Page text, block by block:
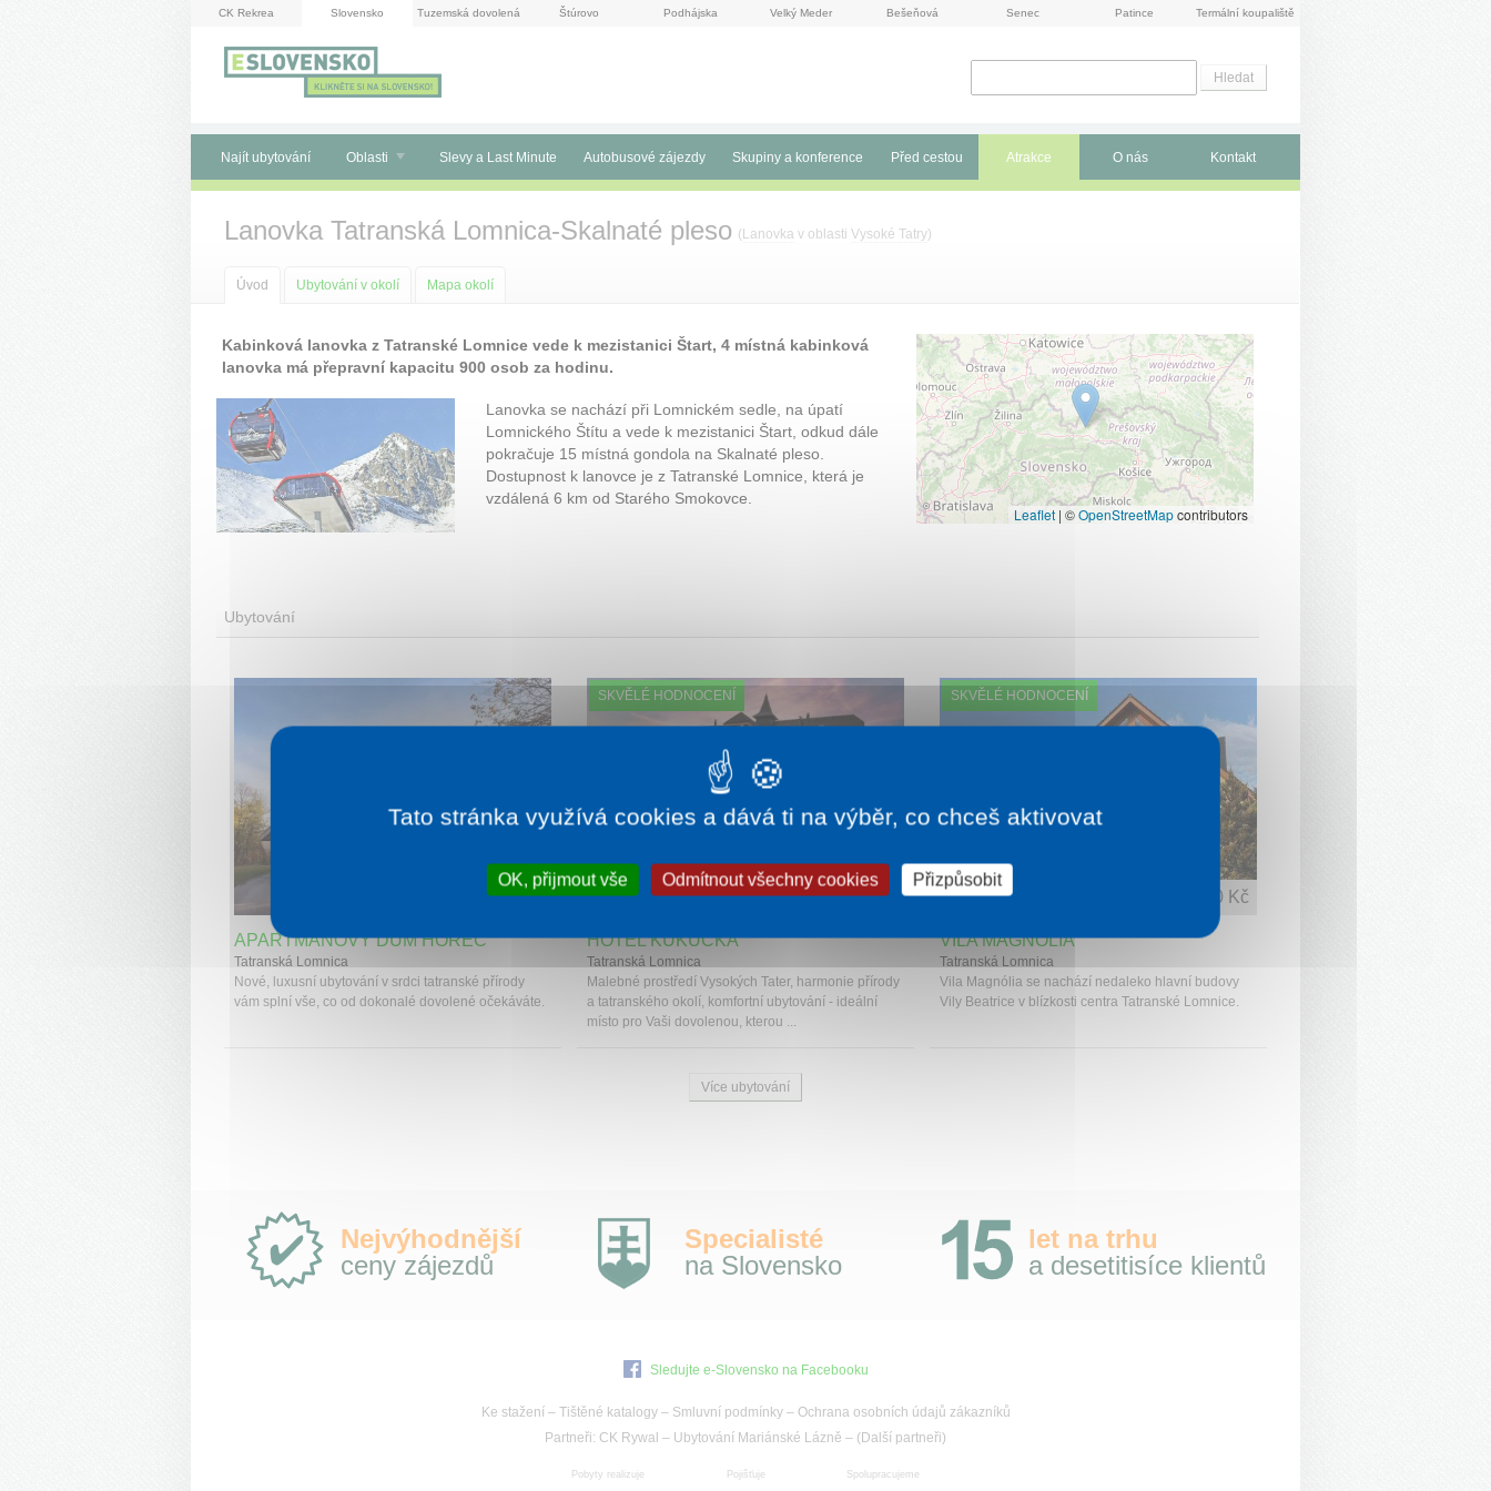
CK Rekrea Slovensko Tuzemská dovolená Štúrovo Podhájska Velký Meder Bešeňová Senec Patince Termální koupaliště
Najít ubytování Oblasti Slevy a Last Minute Autobusové zájezdy Skupiny a konference Před cestou Atrakce O nás Kontakt
Lanovka Tatranská Lomnica-Skalnaté pleso ( Lanovka v oblasti Vysoké Tatry)
Úvod Ubytování v okolí Mapa okolí
Kabinková lanovka z Tatranské Lomnice vede k mezistanici Štart, 4 místná kabinková
lanovka má přepravní kapacitu 900 osob za hodinu.
Lanovka se nachází při Lomnickém sedle, na úpatí
Lomnického Štítu a vede k mezistanici Štart, odkud dále
pokračuje 15 místná gondola na Skalnaté pleso.
Dostupnost k lanovce je z Tatranské Lomnice, která je
vzdálená 6 km od Starého Smokovce.
Leaflet | ©OpenStreetMapcontributors
Ubytování
APARTMÁNOVÝ DŮM HOREC
Tatranská Lomnica
Nové, luxusní ubytování v srdci tatranské přírody
vám splní vše, co od dokonalé dovolené očekáváte.
1 665 Kč
SKVĚLÉ HODNOCENÍ
HOTEL KUKUČKA
Tatranská Lomnica
Malebné prostředí Vysokých Tater, harmonie přírody
a tatranského okolí, komfortní ubytování - ideální
místo pro Vaši dovolenou, kterou ...
1 noc od1 580 Kč
SKVĚLÉ HODNOCENÍ
VILA MAGNÓLIA
Tatranská Lomnica
Vila Magnólia se nachází nedaleko hlavní budovy
Vily Beatrice v blízkosti centra Tatranské Lomnice.
1 130 Kč
Více ubytování
Proč
e-
Slovensko.cz?
Nejvýhodnější
ceny zájezdů
Specialisté
na Slovensko
let na trhu
a desetitisíce klientů
Sledujte e-Slovensko na Facebooku
Ke stažení– Tištěné katalogy– Smluvní podmínky– Ochrana osobních údajů zákazníků
Partneři: CK Rywal – Ubytování Mariánské Lázně – (Další partneři)
Pobyty realizuje Pojišťuje Spolupracujeme
Tato stránka využívá cookies a dává ti na výběr, co chceš aktivovat
OK, přijmout vše Odmítnout všechny cookies Přizpůsobit